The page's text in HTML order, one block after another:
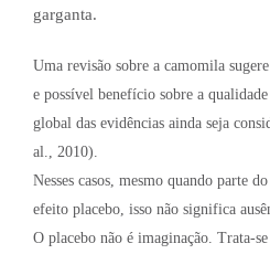
garganta.
Uma revisão sobre a camomila
e possível benefício sobre a
global das evidências ainda seja
al., 2010).
Nesses casos, mesmo quando parte
efeito placebo, isso não significa
O placebo não é imaginação. Trata-